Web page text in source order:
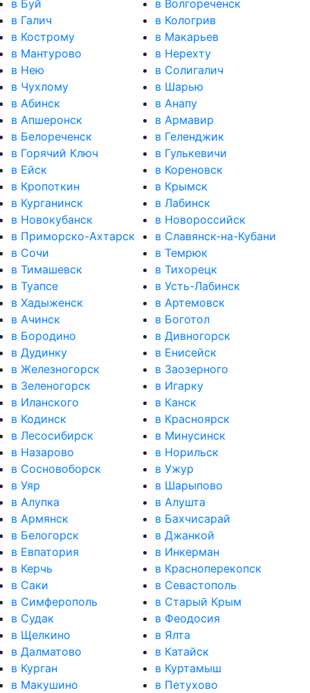
в Буй
в Волгореченск
в Галич
в Кологрив
в Кострому
в Макарьев
в Мантурово
в Нерехту
в Нею
в Солигалич
в Чухлому
в Шарью
в Абинск
в Анапу
в Апшеронск
в Армавир
в Белореченск
в Геленджик
в Горячий Ключ
в Гулькевичи
в Ейск
в Кореновск
в Кропоткин
в Крымск
в Курганинск
в Лабинск
в Новокубанск
в Новороссийск
в Приморско-Ахтарск
в Славянск-на-Кубани
в Сочи
в Темрюк
в Тимашевск
в Тихорецк
в Туапсе
в Усть-Лабинск
в Хадыженск
в Артемовск
в Ачинск
в Боготол
в Бородино
в Дивногорск
в Дудинку
в Енисейск
в Железногорск
в Заозерного
в Зеленогорск
в Игарку
в Иланского
в Канск
в Кодинск
в Красноярск
в Лесосибирск
в Минусинск
в Назарово
в Норильск
в Сосновоборск
в Ужур
в Уяр
в Шарыпово
в Алупка
в Алушта
в Армянск
в Бахчисарай
в Белогорск
в Джанкой
в Евпатория
в Инкерман
в Керчь
в Красноперекопск
в Саки
в Севастополь
в Симферополь
в Старый Крым
в Судак
в Феодосия
в Щелкино
в Ялта
в Далматово
в Катайск
в Курган
в Куртамыш
в Макушино
в Петухово